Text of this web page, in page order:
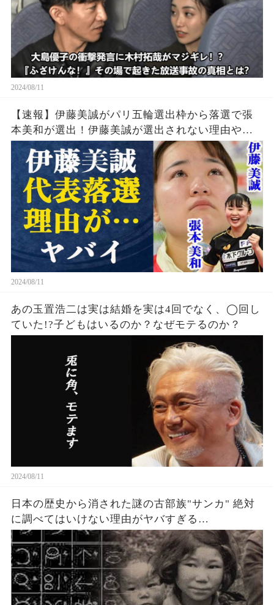
2024/08/11
【速報】伊藤美誠がパリ五輪選出枠から落選で張
本美和が選出！伊藤美誠が選出されない理由や勝
てなくなった理由・引退の噂の真相とは一体…張
本美和の知られざる実力に中国警戒体制か
2024/08/11
あの玉置浩二は実は結婚を実は4回でなく、◯回し
ていた!?子どもはいるのか？なぜモテるのか？
2024/08/11
日本の歴史から消された謎の古部族"サンカ" 絶対
に調べてはいけない理由がヤバすぎる…